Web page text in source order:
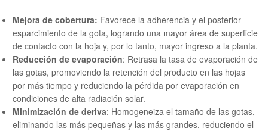
Mejora de cobertura: Favorece la adherencia y el posterior
esparcimiento de la gota, logrando una mayor área de superficie
de contacto con la hoja y, por lo tanto, mayor ingreso a la planta.
Reducción de evaporación: Retrasa la tasa de evaporación de
las gotas, promoviendo la retención del producto en las hojas
por más tiempo y reduciendo la pérdida por evaporación en
condiciones de alta radiación solar.
Minimización de deriva: Homogeneiza el tamaño de las gotas,
eliminando las más pequeñas y las más grandes, reduciendo el